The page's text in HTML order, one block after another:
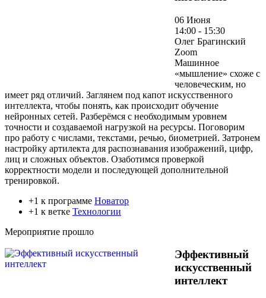
06 Июня
14:00 - 15:30
Олег Брагинский
Zoom
Машинное
«мышление» схоже с
человеческим, но
имеет ряд отличий. Заглянем под капот искусственного
интеллекта, чтобы понять, как происходит обучение
нейронных сетей. Разберёмся с необходимым уровнем
точности и создаваемой нагрузкой на ресурсы. Поговорим
про работу с числами, текстами, речью, биометрией. Затронем
настройку артилекта для распознавания изображений, цифр,
лиц и сложных объектов. Озаботимся проверкой
корректности модели и последующей дополнительной
тренировкой.
+1 к программе Новатор
+1 к ветке Технологии
Мероприятие прошло
Эффективный
искусственный
интеллект